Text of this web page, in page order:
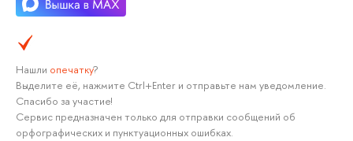
Нашли опечатку?
Выделите её, нажмите Ctrl+Enter и отправьте нам уведомление.
Спасибо за участие!
Сервис предназначен только для отправки сообщений об
орфографических и пунктуационных ошибках.